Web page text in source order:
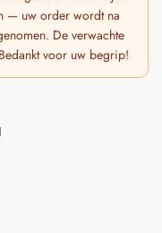
— uw order wordt na
De verwachte
voor uw begrip!